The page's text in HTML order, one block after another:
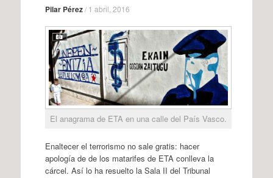
Pilar Pérez/ 1 abril, 2016
El anagrama de ETA en una calle del País Vasco.
Enaltecer el terrorismo no sale gratis: hacer
apología de de los matarifes de ETA conlleva la
cárcel. Así lo ha resuelto la Sala II del Tribunal